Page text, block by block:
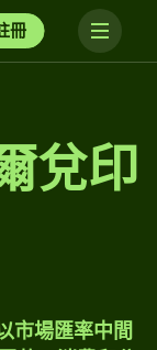
冊
兌印
市場匯率中間